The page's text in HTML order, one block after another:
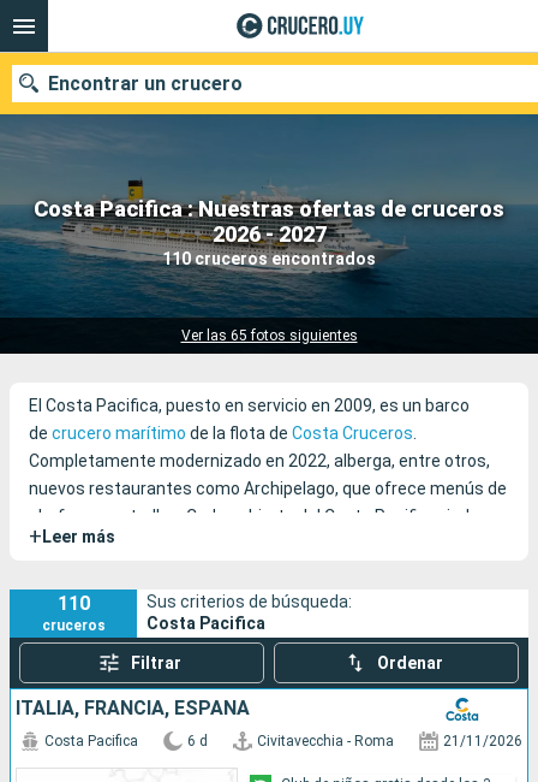
Costa Pacifica : Nuestras ofertas de cruceros
2026 - 2027
110 cruceros encontrados
Ver las 65 fotos siguientes
Encontrar un crucero
Nuestros destinos
Fecha de salida
El Costa Pacifica, puesto en servicio en 2009, es un barco
de crucero marítimo de la flota de Costa Cruceros.
Completamente modernizado en 2022, alberga, entre otros,
nuevos restaurantes como Archipelago, que ofrece menús de
chefs con estrellas. Cada cubierta del Costa Pacifica rinde
homenaje a un músico famoso y la música está en el corazón
un espectáculo cautivador en el teatro. Sus sister-ships son
Costa Serena, elCosta Favolosa
+ Leer más
110
cruceros
Sus criterios de búsqueda:
Costa Pacifica
Filtrar Ordenar
ITALIA, FRANCIA, ESPAÑA
Costa Pacifica 6 d Civitavecchia - Roma 21/11/2026